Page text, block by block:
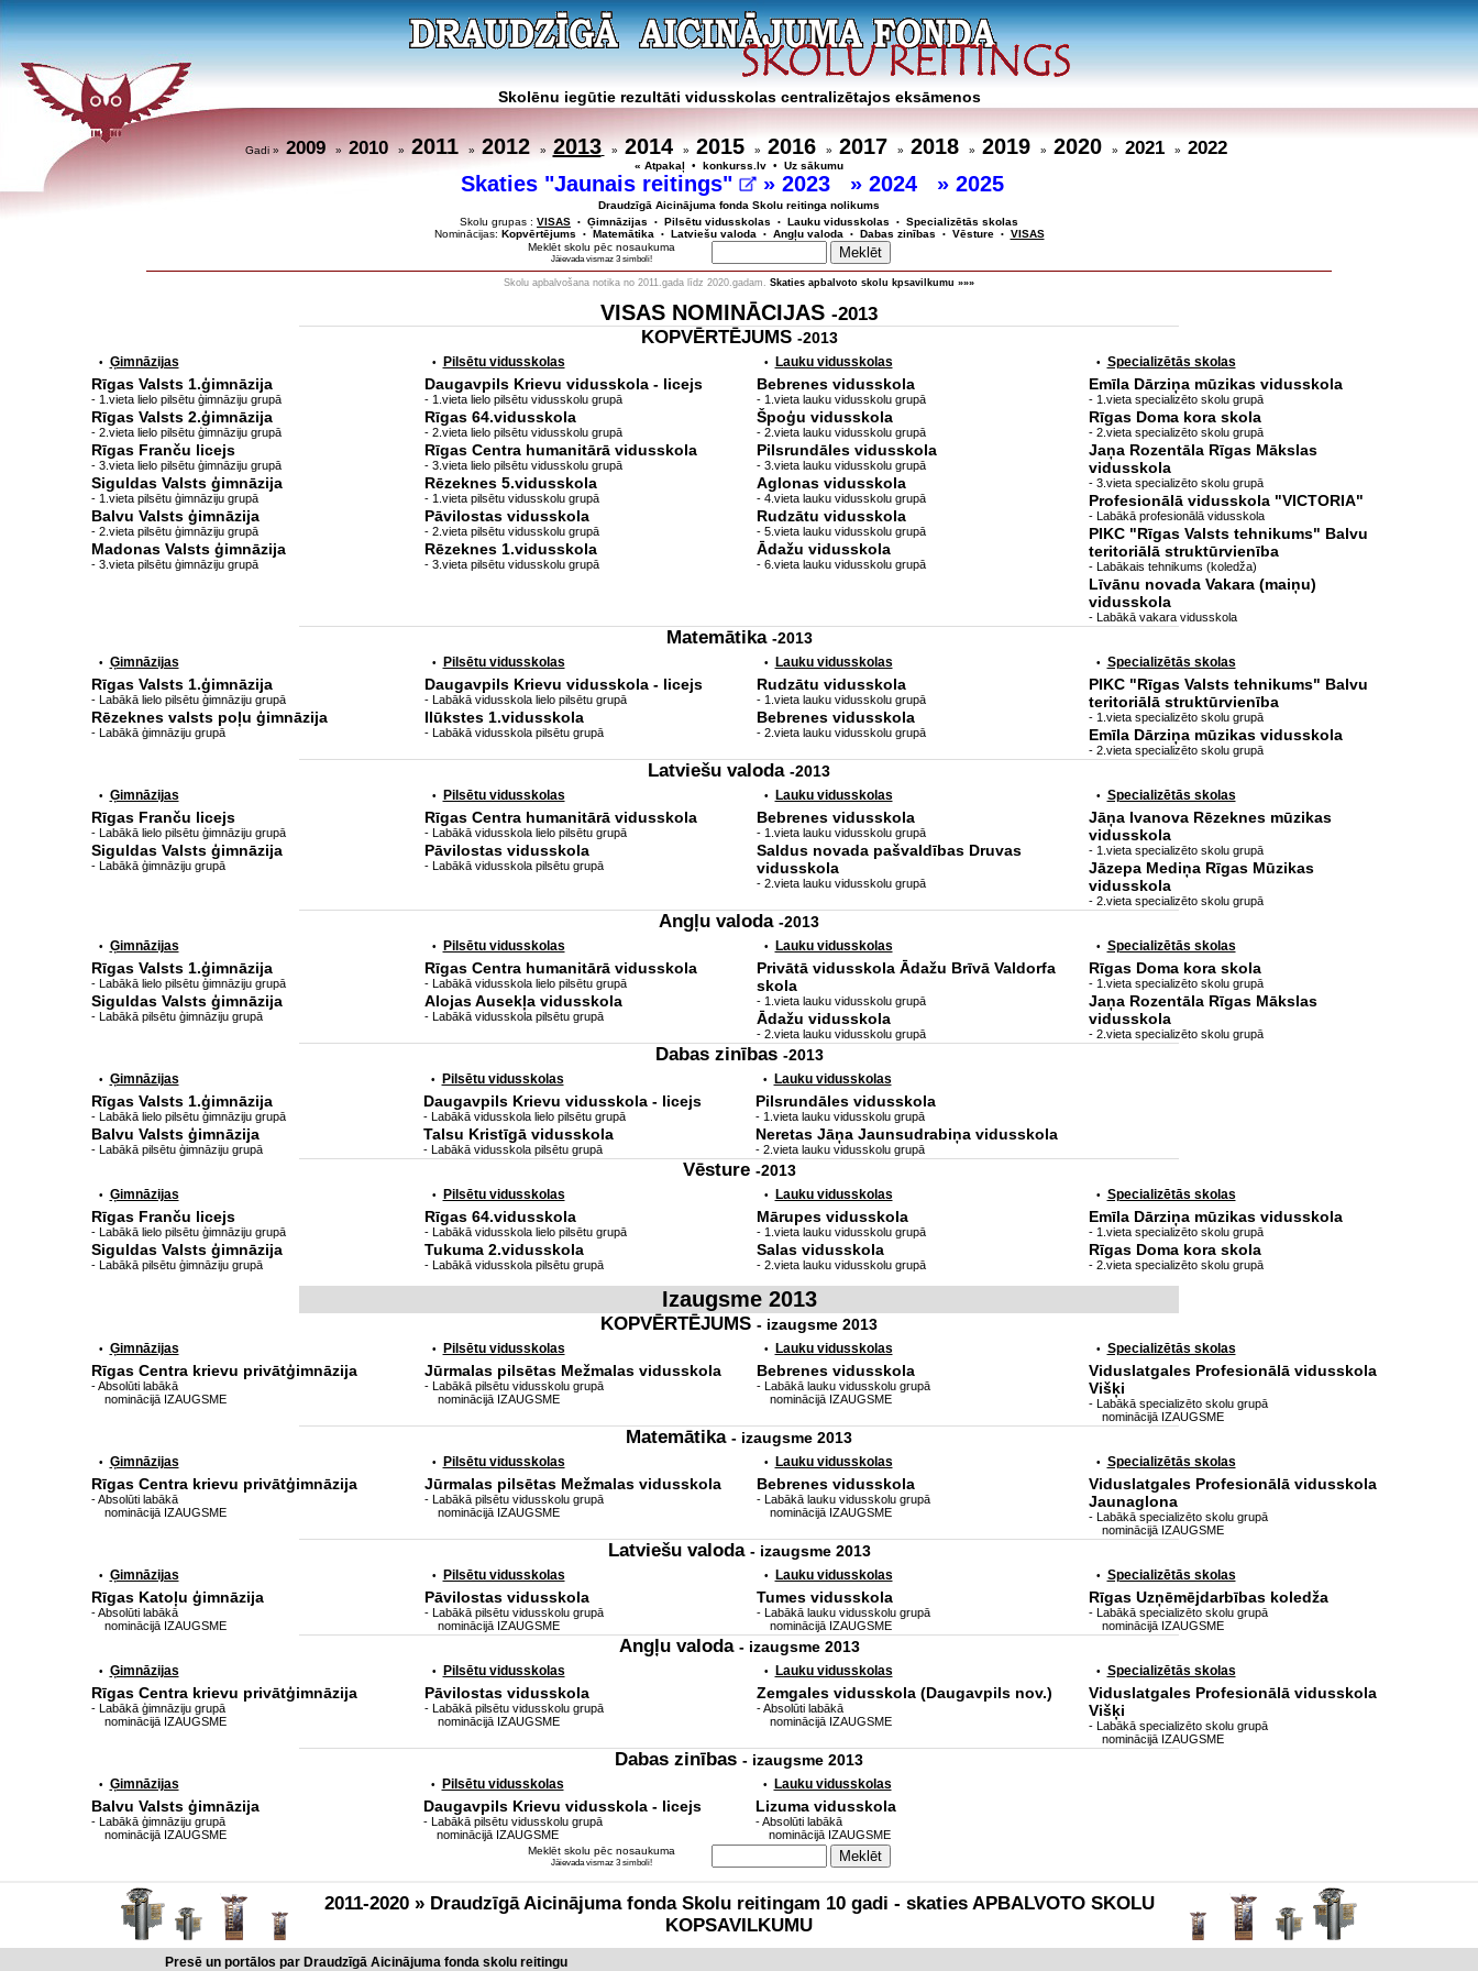
Skolēnu iegūtie rezultāti vidusskolas centralizētajos eksāmenos
Gadi » 2009 » 2010 » 2011 » 2012 » 2013 » 2014 » 2015 » 2016 » 2017 » 2018 » 2019 » 2020 » 2021 » 2022
« Atpakaļ • konkurss.lv • Uz sākumu
Skaties "Jaunais reitings" » 2023 » 2024 » 2025
Draudzīgā Aicinājuma fonda Skolu reitinga nolikums
Skolu grupas : VISAS • Ģimnāzijas • Pilsētu vidusskolas • Lauku vidusskolas • Specializētās skolas
Nominācijas: Kopvērtējums • Matemātika • Latviešu valoda • Angļu valoda • Dabas zinības • Vēsture •
VISAS
Meklēt skolu pēc nosaukuma
Jāievada vismaz 3 simboli!
Skolu apbalvošana notika no 2011.gada līdz 2020.gadam. Skaties apbalvoto skolu kpsavilkumu »»»
VISAS NOMINĀCIJAS -2013
KOPVĒRTĒJUMS -2013
• Ģimnāzijas
Rīgas Valsts 1.ģimnāzija
- 1.vieta lielo pilsētu ģimnāziju grupā
Rīgas Valsts 2.ģimnāzija
- 2.vieta lielo pilsētu ģimnāziju grupā
Rīgas Franču licejs
- 3.vieta lielo pilsētu ģimnāziju grupā
Siguldas Valsts ģimnāzija
- 1.vieta pilsētu ģimnāziju grupā
Balvu Valsts ģimnāzija
- 2.vieta pilsētu ģimnāziju grupā
Madonas Valsts ģimnāzija
- 3.vieta pilsētu ģimnāziju grupā
• Pilsētu vidusskolas
Daugavpils Krievu vidusskola - licejs
- 1.vieta lielo pilsētu vidusskolu grupā
Rīgas 64.vidusskola
- 2.vieta lielo pilsētu vidusskolu grupā
Rīgas Centra humanitārā vidusskola
- 3.vieta lielo pilsētu vidusskolu grupā
Rēzeknes 5.vidusskola
- 1.vieta pilsētu vidusskolu grupā
Pāvilostas vidusskola
- 2.vieta pilsētu vidusskolu grupā
Rēzeknes 1.vidusskola
- 3.vieta pilsētu vidusskolu grupā
• Lauku vidusskolas
Bebrenes vidusskola
- 1.vieta lauku vidusskolu grupā
Špoģu vidusskola
- 2.vieta lauku vidusskolu grupā
Pilsrundāles vidusskola
- 3.vieta lauku vidusskolu grupā
Aglonas vidusskola
- 4.vieta lauku vidusskolu grupā
Rudzātu vidusskola
- 5.vieta lauku vidusskolu grupā
Ādažu vidusskola
- 6.vieta lauku vidusskolu grupā
• Specializētās skolas
Emīla Dārziņa mūzikas vidusskola
- 1.vieta specializēto skolu grupā
Rīgas Doma kora skola
- 2.vieta specializēto skolu grupā
Jaņa Rozentāla Rīgas Mākslas
vidusskola
- 3.vieta specializēto skolu grupā
Profesionālā vidusskola "VICTORIA"
- Labākā profesionālā vidusskola
PIKC "Rīgas Valsts tehnikums" Balvu
teritoriālā struktūrvienība
- Labākais tehnikums (koledža)
Līvānu novada Vakara (maiņu)
vidusskola
- Labākā vakara vidusskola
Matemātika -2013
• Ģimnāzijas
Rīgas Valsts 1.ģimnāzija
- Labākā lielo pilsētu ģimnāziju grupā
Rēzeknes valsts poļu ģimnāzija
- Labākā ģimnāziju grupā
• Pilsētu vidusskolas
Daugavpils Krievu vidusskola - licejs
- Labākā vidusskola lielo pilsētu grupā
Ilūkstes 1.vidusskola
- Labākā vidusskola pilsētu grupā
• Lauku vidusskolas
Rudzātu vidusskola
- 1.vieta lauku vidusskolu grupā
Bebrenes vidusskola
- 2.vieta lauku vidusskolu grupā
• Specializētās skolas
PIKC "Rīgas Valsts tehnikums" Balvu
teritoriālā struktūrvienība
- 1.vieta specializēto skolu grupā
Emīla Dārziņa mūzikas vidusskola
- 2.vieta specializēto skolu grupā
Latviešu valoda -2013
• Ģimnāzijas
Rīgas Franču licejs
- Labākā lielo pilsētu ģimnāziju grupā
Siguldas Valsts ģimnāzija
- Labākā ģimnāziju grupā
• Pilsētu vidusskolas
Rīgas Centra humanitārā vidusskola
- Labākā vidusskola lielo pilsētu grupā
Pāvilostas vidusskola
- Labākā vidusskola pilsētu grupā
• Lauku vidusskolas
Bebrenes vidusskola
- 1.vieta lauku vidusskolu grupā
Saldus novada pašvaldības Druvas
vidusskola
- 2.vieta lauku vidusskolu grupā
• Specializētās skolas
Jāņa Ivanova Rēzeknes mūzikas
vidusskola
- 1.vieta specializēto skolu grupā
Jāzepa Mediņa Rīgas Mūzikas
vidusskola
- 2.vieta specializēto skolu grupā
Angļu valoda -2013
• Ģimnāzijas
Rīgas Valsts 1.ģimnāzija
- Labākā lielo pilsētu ģimnāziju grupā
Siguldas Valsts ģimnāzija
- Labākā pilsētu ģimnāziju grupā
• Pilsētu vidusskolas
Rīgas Centra humanitārā vidusskola
- Labākā vidusskola lielo pilsētu grupā
Alojas Ausekļa vidusskola
- Labākā vidusskola pilsētu grupā
• Lauku vidusskolas
Privātā vidusskola Ādažu Brīvā Valdorfa
skola
- 1.vieta lauku vidusskolu grupā
Ādažu vidusskola
- 2.vieta lauku vidusskolu grupā
• Specializētās skolas
Rīgas Doma kora skola
- 1.vieta specializēto skolu grupā
Jaņa Rozentāla Rīgas Mākslas
vidusskola
- 2.vieta specializēto skolu grupā
Dabas zinības -2013
• Ģimnāzijas
Rīgas Valsts 1.ģimnāzija
- Labākā lielo pilsētu ģimnāziju grupā
Balvu Valsts ģimnāzija
- Labākā pilsētu ģimnāziju grupā
• Pilsētu vidusskolas
Daugavpils Krievu vidusskola - licejs
- Labākā vidusskola lielo pilsētu grupā
Talsu Kristīgā vidusskola
- Labākā vidusskola pilsētu grupā
• Lauku vidusskolas
Pilsrundāles vidusskola
- 1.vieta lauku vidusskolu grupā
Neretas Jāņa Jaunsudrabiņa vidusskola
- 2.vieta lauku vidusskolu grupā
Vēsture -2013
• Ģimnāzijas
Rīgas Franču licejs
- Labākā lielo pilsētu ģimnāziju grupā
Siguldas Valsts ģimnāzija
- Labākā pilsētu ģimnāziju grupā
• Pilsētu vidusskolas
Rīgas 64.vidusskola
- Labākā vidusskola lielo pilsētu grupā
Tukuma 2.vidusskola
- Labākā vidusskola pilsētu grupā
• Lauku vidusskolas
Mārupes vidusskola
- 1.vieta lauku vidusskolu grupā
Salas vidusskola
- 2.vieta lauku vidusskolu grupā
• Specializētās skolas
Emīla Dārziņa mūzikas vidusskola
- 1.vieta specializēto skolu grupā
Rīgas Doma kora skola
- 2.vieta specializēto skolu grupā
Izaugsme 2013
KOPVĒRTĒJUMS - izaugsme 2013
• Ģimnāzijas
Rīgas Centra krievu privātģimnāzija
- Absolūti labākā
nominācijā IZAUGSME
• Pilsētu vidusskolas
Jūrmalas pilsētas Mežmalas vidusskola
- Labākā pilsētu vidusskolu grupā
nominācijā IZAUGSME
• Lauku vidusskolas
Bebrenes vidusskola
- Labākā lauku vidusskolu grupā
nominācijā IZAUGSME
• Specializētās skolas
Viduslatgales Profesionālā vidusskola
Višķi
- Labākā specializēto skolu grupā
nominācijā IZAUGSME
Matemātika - izaugsme 2013
• Ģimnāzijas
Rīgas Centra krievu privātģimnāzija
- Absolūti labākā
nominācijā IZAUGSME
• Pilsētu vidusskolas
Jūrmalas pilsētas Mežmalas vidusskola
- Labākā pilsētu vidusskolu grupā
nominācijā IZAUGSME
• Lauku vidusskolas
Bebrenes vidusskola
- Labākā lauku vidusskolu grupā
nominācijā IZAUGSME
• Specializētās skolas
Viduslatgales Profesionālā vidusskola
Jaunaglona
- Labākā specializēto skolu grupā
nominācijā IZAUGSME
Latviešu valoda - izaugsme 2013
• Ģimnāzijas
Rīgas Katoļu ģimnāzija
- Absolūti labākā
nominācijā IZAUGSME
• Pilsētu vidusskolas
Pāvilostas vidusskola
- Labākā pilsētu vidusskolu grupā
nominācijā IZAUGSME
• Lauku vidusskolas
Tumes vidusskola
- Labākā lauku vidusskolu grupā
nominācijā IZAUGSME
• Specializētās skolas
Rīgas Uzņēmējdarbības koledža
- Labākā specializēto skolu grupā
nominācijā IZAUGSME
Angļu valoda - izaugsme 2013
• Ģimnāzijas
Rīgas Centra krievu privātģimnāzija
- Labākā ģimnāziju grupā
nominācijā IZAUGSME
• Pilsētu vidusskolas
Pāvilostas vidusskola
- Labākā pilsētu vidusskolu grupā
nominācijā IZAUGSME
• Lauku vidusskolas
Zemgales vidusskola (Daugavpils nov.)
- Absolūti labākā
nominācijā IZAUGSME
• Specializētās skolas
Viduslatgales Profesionālā vidusskola
Višķi
- Labākā specializēto skolu grupā
nominācijā IZAUGSME
Dabas zinības - izaugsme 2013
• Ģimnāzijas
Balvu Valsts ģimnāzija
- Labākā ģimnāziju grupā
nominācijā IZAUGSME
• Pilsētu vidusskolas
Daugavpils Krievu vidusskola - licejs
- Labākā pilsētu vidusskolu grupā
nominācijā IZAUGSME
• Lauku vidusskolas
Lizuma vidusskola
- Absolūti labākā
nominācijā IZAUGSME
Meklēt skolu pēc nosaukuma
Jāievada vismaz 3 simboli!
2011-2020 » Draudzīgā Aicinājuma fonda Skolu reitingam 10 gadi - skaties APBALVOTO SKOLU
KOPSAVILKUMU
Presē un portālos par Draudzīgā Aicinājuma fonda skolu reitingu